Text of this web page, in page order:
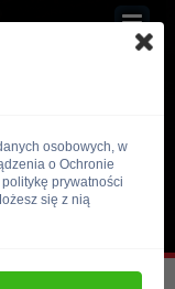
osobowych, w
o Ochronie
prywatności
się z nią